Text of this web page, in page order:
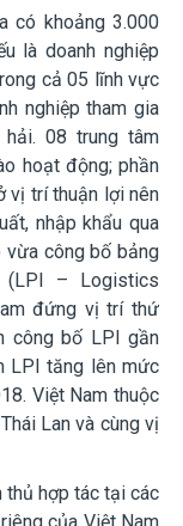
có khoảng 3.000
là doanh nghiệp
cả 05 lĩnh vực
nghiệp tham gia
08 trung tâm
hoạt động; phần
vị trí thuận lợi nên
nhập khẩu qua
vừa công bố bảng
– Logistics
đứng vị trí thứ
công bố LPI gần
LPI tăng lên mức
Việt Nam thuộc
Lan và cùng vị
thủ hợp tác tại các